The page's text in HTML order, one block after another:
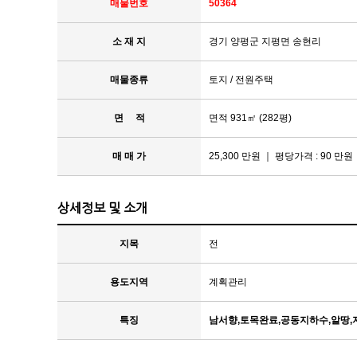
매물번호 50364
소 재 지 경기 양평군 지평면 송현리
매물종류 토지 / 전원주택
면 적 면적 931㎡ (282평)
매 매 가 25,300 만원 ｜ 평당가격 : 90 만원
상세정보 및 소개
지목 전
용도지역 계획관리
특징 남서향,토목완료,공동지하수,알땅,